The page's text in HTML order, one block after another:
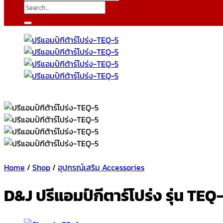
Search
for:
Home / Shop/ อุปกรณ์เสริม Accessories
D&J ปรีแอมป์กีตาร์โปร่ง รุ่น